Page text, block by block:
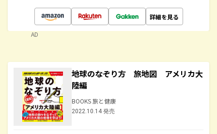
詳細を見る
AD
地球のなぞり方 旅地図 アメリカ大
陸編
BOOKS 旅と健康
2022.10.14 発売